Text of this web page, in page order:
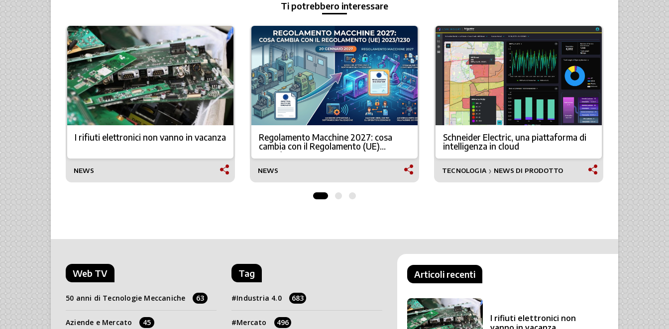
Ti potrebbero interessare
più I rifiuti elettronici non vanno in vacanza
NEWS
Regolamento Macchine 2027: cosa
cambia con il Regolamento (UE)
2023/1230
NEWS
Schneider Electric, una piattaforma di
intelligenza in cloud
TECNOLOGIA ❯ NEWS DI PRODOTTO
il nuovo
NEWS
Web TV
50 anni di Tecnologie Meccaniche 63
Aziende e Mercato 45
Tag
Industria 4.0 683
Mercato 496
Articoli recenti
I rifiuti elettronici non